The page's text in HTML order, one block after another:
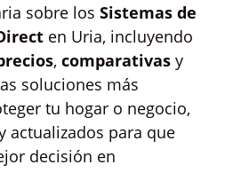
sobre los Sistemas de
en Uria, incluyendo
, comparativas y
soluciones más
tu hogar o negocio,
actualizados para que
decisión en